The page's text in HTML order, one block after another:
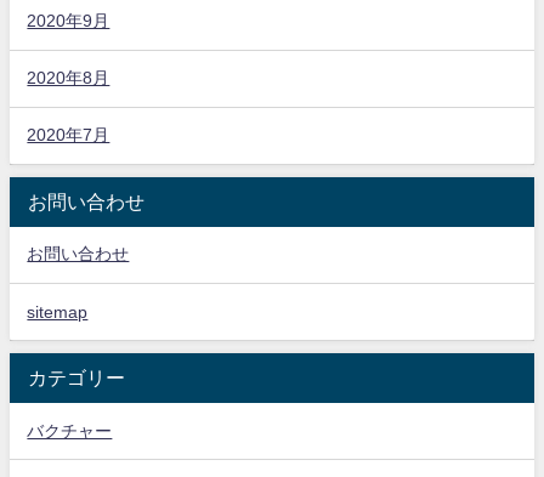
2020年9月
2020年8月
2020年7月
お問い合わせ
お問い合わせ
sitemap
カテゴリー
バクチャー